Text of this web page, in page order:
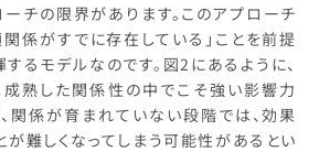
ーチの限界があります。このアプローチ
係がすでに存在している」ことを前提
るモデルなのです。図2にあるように、
熟した関係性の中でこそ強い影響力
関係が育まれていない段階では、効果
が難しくなってしまう可能性があるとい